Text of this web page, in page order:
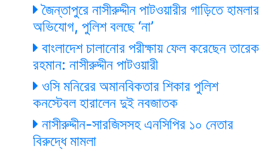
জৈন্তাপুরে নাসীরুদ্দীন পাটওয়ারীর গাড়িতে হামলার
অভিযোগ, পুলিশ বলছে ‘না’
বাংলাদেশ চালানোর পরীক্ষায় ফেল করেছেন তারেক
রহমান: নাসীরুদ্দীন পাটওয়ারী
ওসি মনিরের অমানবিকতার শিকার পুলিশ
কনস্টেবল হারালেন দুই নবজাতক
নাসীরুদ্দীন-সারজিসসহ এনসিপির ১০ নেতার
বিরুদ্ধে মামলা